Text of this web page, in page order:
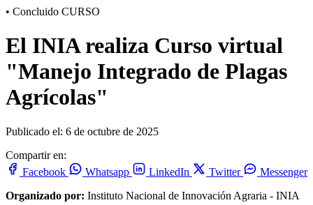
• Concluido CURSO
El INIA realiza Curso virtual
"Manejo Integrado de Plagas
Agrícolas"
Publicado el: 6 de octubre de 2025
Compartir en:
Facebook
Whatsapp LinkedIn Twitter
Messenger
Organizado por: Instituto Nacional de Innovación Agraria - INIA